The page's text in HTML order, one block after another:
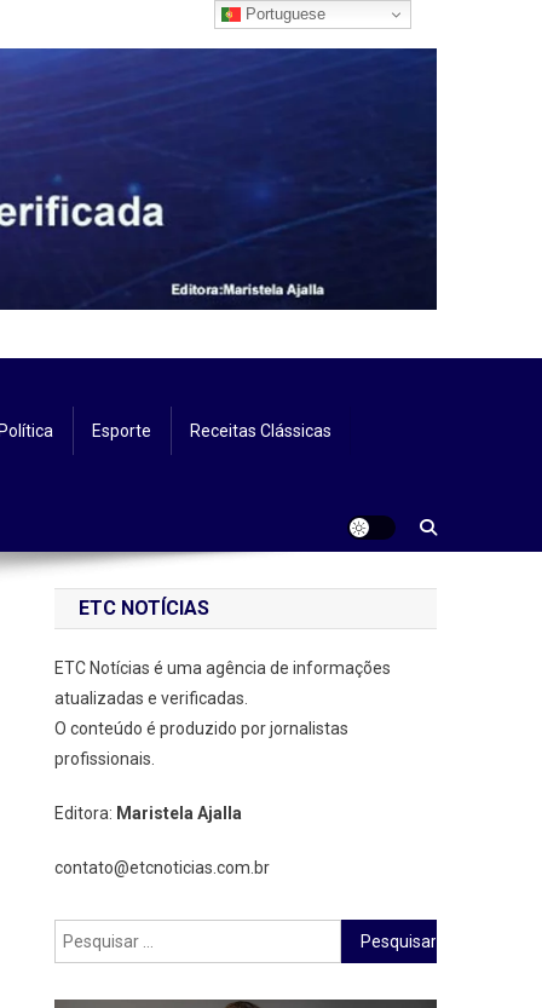
Esporte Receitas Clássicas
ETC NOTÍCIAS
ETC Notícias é uma agência de informações
atualizadas e verificadas.
O conteúdo é produzido por jornalistas
profissionais.
Editora: Maristela Ajalla
contato@etcnoticias.com.br
Pesquisar
por:
Portuguese